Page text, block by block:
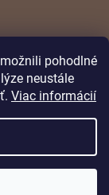
pohodlné
neustále
Viac informácií